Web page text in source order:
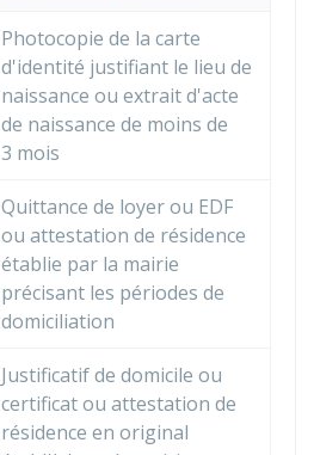
Photocopie de la carte
d'identité justifiant le lieu de
naissance ou extrait d'acte
de naissance de moins de
3 mois
Quittance de loyer ou EDF
ou attestation de résidence
établie par la mairie
précisant les périodes de
domiciliation
Justificatif de domicile ou
certificat ou attestation de
résidence en original